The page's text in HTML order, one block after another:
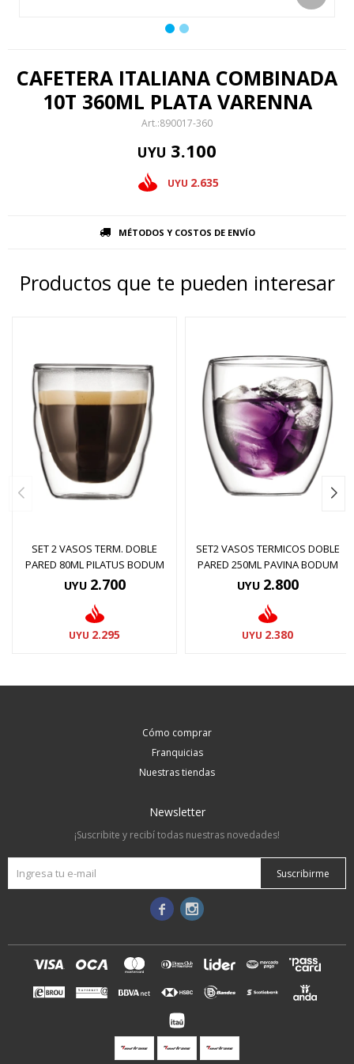
CAFETERA ITALIANA COMBINADA
10T 360ML PLATA VARENNA
890017-360
UYU 3.100
UYU 2.635
MÉTODOS Y COSTOS DE ENVÍO
Productos que te pueden interesar
SET 2 VASOS TERM. DOBLE
PARED 80ML PILATUS BODUM
UYU 2.700
UYU 2.295
SET2 VASOS TERMICOS DOBLE
PARED 250ML PAVINA BODUM
UYU 2.800
UYU 2.380
Cómo comprar
Franquicias
Nuestras tiendas
Newsletter
¡Suscribite y recibí todas nuestras novedades!
Suscribirme
 